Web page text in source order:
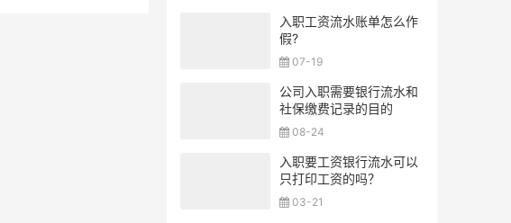
入职工资流水账单怎么作
假?
07-19
公司入职需要银行流水和
社保缴费记录的目的
08-24
入职要工资银行流水可以
只打印工资的吗？
03-21